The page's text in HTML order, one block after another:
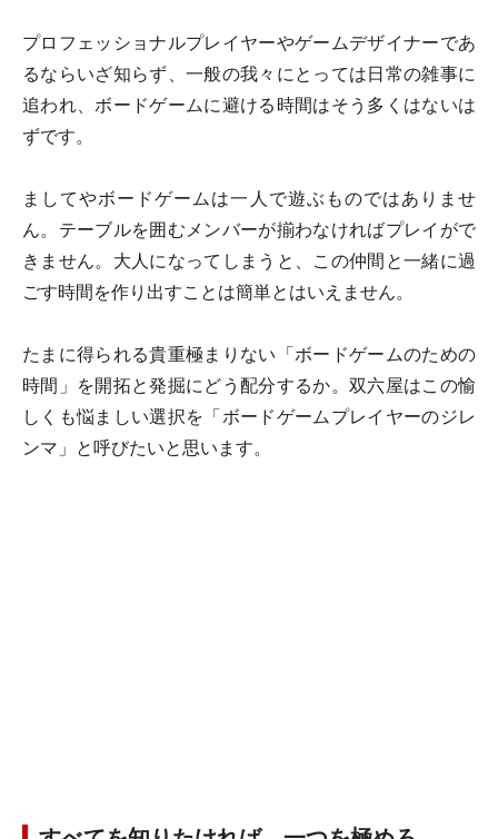
プロフェッショナルプレイヤーやゲームデザイナーであ
るならいざ知らず、一般の我々にとっては日常の雑事に
追われ、ボードゲームに避ける時間はそう多くはないは
ずです。
ましてやボードゲームは一人で遊ぶものではありませ
ん。テーブルを囲むメンバーが揃わなければプレイがで
きません。大人になってしまうと、この仲間と一緒に過
ごす時間を作り出すことは簡単とはいえません。
たまに得られる貴重極まりない「ボードゲームのための
時間」を開拓と発掘にどう配分するか。双六屋はこの愉
しくも悩ましい選択を「ボードゲームプレイヤーのジレ
ンマ」と呼びたいと思います。